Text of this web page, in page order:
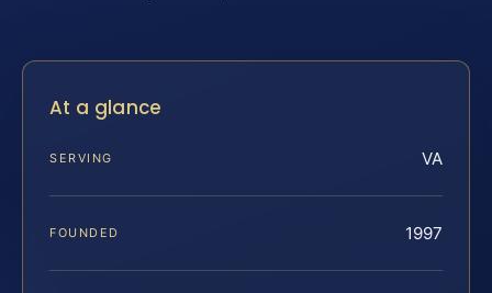
At a glance
SERVING VA
FOUNDED 1997